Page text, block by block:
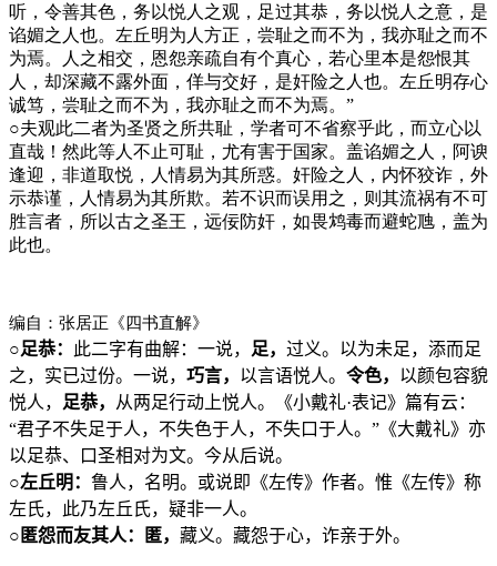
听，令善其色，务以悦人之观，足过其恭，务以悦人之意，是
谄媚之人也。左丘明为人方正，尝耻之而不为，我亦耻之而不
为焉。人之相交，恩怨亲疏自有个真心，若心里本是怨恨其
人，却深藏不露外面，佯与交好，是奸险之人也。左丘明存心
诚笃，尝耻之而不为，我亦耻之而不为焉。”
○夫观此二者为圣贤之所共耻，学者可不省察乎此，而立心以
直哉！然此等人不止可耻，尤有害于国家。盖谄媚之人，阿谀
逢迎，非道取悦，人情易为其所惑。奸险之人，内怀狡诈，外
示恭谨，人情易为其所欺。若不识而误用之，则其流祸有不可
胜言者，所以古之圣王，远佞防奸，如畏鸩毒而避蛇虺，盖为
此也。
编自：张居正《四书直解》
○足恭： 此二字有曲解：一说， 足， 过义。以为未足，添而足
之，实已过份。一说， 巧言， 以言语悦人。 令色， 以颜包容貌
悦人，
足恭，
从两足行动上悦人。《小戴礼·表记》篇有云：
“君子不失足于人，不失色于人，不失口于人。”《大戴礼》亦
以足恭、口圣相对为文。今从后说。
○左丘明： 鲁人，名明。或说即《左传》作者。惟《左传》称
左氏，此乃左丘氏，疑非一人。
○ 匿怨而友其人：匿， 藏义。藏怨于心，诈亲于外。